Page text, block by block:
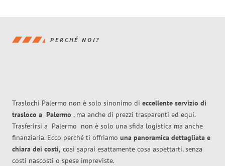
PERCHÉ NOI?
Traslochi Palermo non è solo sinonimo di eccellente servizio di
trasloco a Palermo , ma anche di prezzi trasparenti ed equi.
Trasferirsi a Palermo non è solo una sfida logistica ma anche
finanziaria. Ecco perché ti offriamo una panoramica dettagliata e
chiara dei costi, così saprai esattamente cosa aspettarti, senza
costi nascosti o spese impreviste.